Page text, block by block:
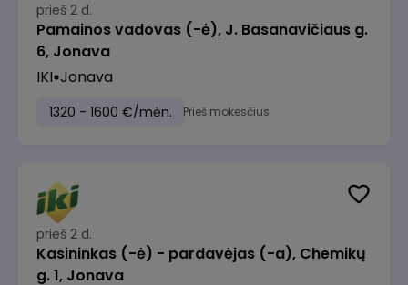
prieš 2 d.
Pamainos vadovas (-ė), J. Basanavičiaus g.
6, Jonava
IKI Jonava
1320 - 1600 €/mėn. Prieš mokesčius
prieš 2 d.
Kasininkas (-ė) - pardavėjas (-a), Chemikų
g. 1, Jonava